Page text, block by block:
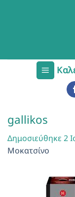
gallikos
Δημοσιεύθηκε 2
Μοκατσίνο